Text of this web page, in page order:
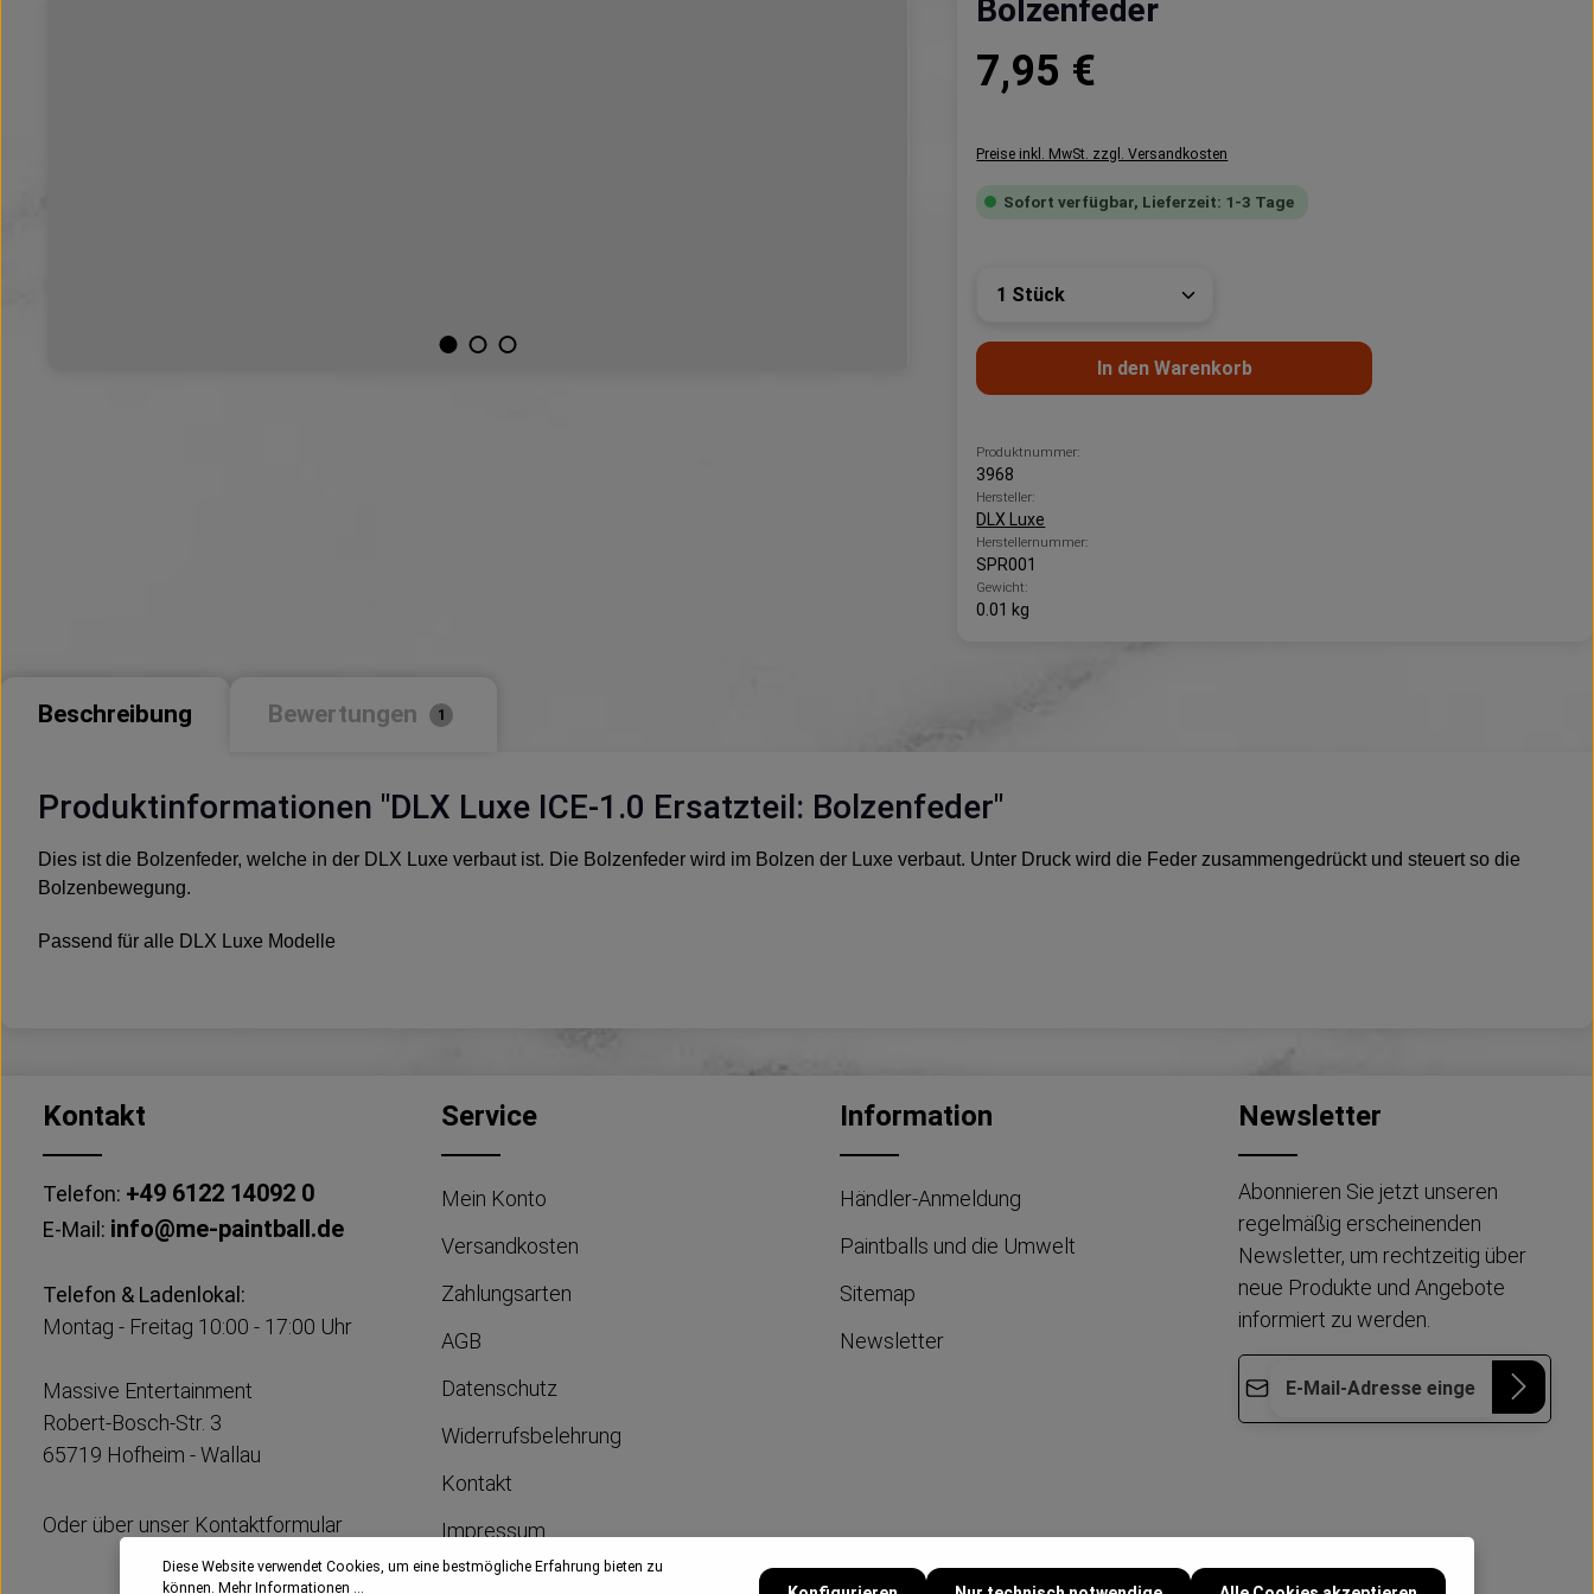
Bolzenfeder
7,95 €
Preise inkl. MwSt. zzgl. Versandkosten
Sofort verfügbar, Lieferzeit: 1-3 Tage
Produkt Anzahl: Gib den gewünschten Wert
In den Warenkorb
Produktnummer:
3968
Hersteller:
DLX Luxe
Herstellernummer:
SPR001
Gewicht:
0.01 kg
Beschreibung Bewertungen 1
Produktinformationen "DLX Luxe ICE-1.0 Ersatzteil: Bolzenfeder"
Dies ist die Bolzenfeder, welche in der DLX Luxe verbaut ist. Die Bolzenfeder wird im Bolzen der Luxe verbaut. Unter Druck wird die Feder zusammengedrückt und steuert so die
Bolzenbewegung.
Passend für alle DLX Luxe Modelle
Kontakt
Telefon: +49 6122 14092 0
E-Mail: info@me-paintball.de
Telefon & Ladenlokal:
Montag - Freitag 10:00 - 17:00 Uhr
Massive Entertainment
Robert-Bosch-Str. 3
65719 Hofheim - Wallau
Oder über unser Kontaktformular
Service
Mein Konto
Versandkosten
Zahlungsarten
AGB
Datenschutz
Widerrufsbelehrung
Kontakt
Impressum
Information
Händler-Anmeldung
Paintballs und die Umwelt
Sitemap
Newsletter
Newsletter
Abonnieren Sie jetzt unseren
regelmäßig erscheinenden
Newsletter, um rechtzeitig über
neue Produkte und Angebote
informiert zu werden.
Diese Website verwendet Cookies, um eine bestmögliche Erfahrung bieten zu
können. Mehr Informationen ...